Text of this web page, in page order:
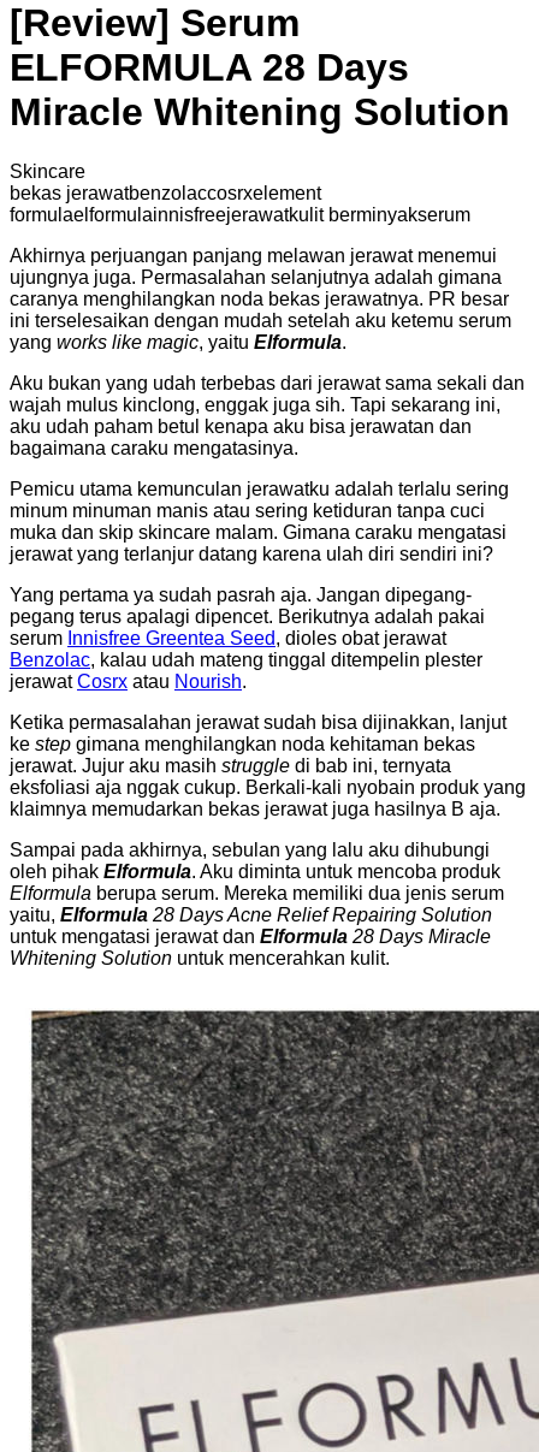
[Review] Serum
ELFORMULA 28 Days
Miracle Whitening Solution
Skincare
bekas jerawatbenzolaccosrxelement
formulaelformulainnisfreejerawatkulit berminyakserum
Akhirnya perjuangan panjang melawan jerawat menemui
ujungnya juga. Permasalahan selanjutnya adalah gimana
caranya menghilangkan noda bekas jerawatnya. PR besar
ini terselesaikan dengan mudah setelah aku ketemu serum
yang works like magic, yaitu Elformula.
Aku bukan yang udah terbebas dari jerawat sama sekali dan
wajah mulus kinclong, enggak juga sih. Tapi sekarang ini,
aku udah paham betul kenapa aku bisa jerawatan dan
bagaimana caraku mengatasinya.
Pemicu utama kemunculan jerawatku adalah terlalu sering
minum minuman manis atau sering ketiduran tanpa cuci
muka dan skip skincare malam. Gimana caraku mengatasi
jerawat yang terlanjur datang karena ulah diri sendiri ini?
Yang pertama ya sudah pasrah aja. Jangan dipegang-
pegang terus apalagi dipencet. Berikutnya adalah pakai
serum Innisfree Greentea Seed, dioles obat jerawat
Benzolac, kalau udah mateng tinggal ditempelin plester
jerawatCosrx atau Nourish.
Ketika permasalahan jerawat sudah bisa dijinakkan, lanjut
ke step gimana menghilangkan noda kehitaman bekas
jerawat. Jujur aku masih struggle di bab ini, ternyata
eksfoliasi aja nggak cukup. Berkali-kali nyobain produk yang
klaimnya memudarkan bekas jerawat juga hasilnya B aja.
Sampai pada akhirnya, sebulan yang lalu aku dihubungi
oleh pihak Elformula. Aku diminta untuk mencoba produk
Elformula berupa serum. Mereka memiliki dua jenis serum
yaitu, Elformula 28 Days Acne Relief Repairing Solution
untuk mengatasi jerawat dan Elformula 28 Days Miracle
Whitening Solution untuk mencerahkan kulit.